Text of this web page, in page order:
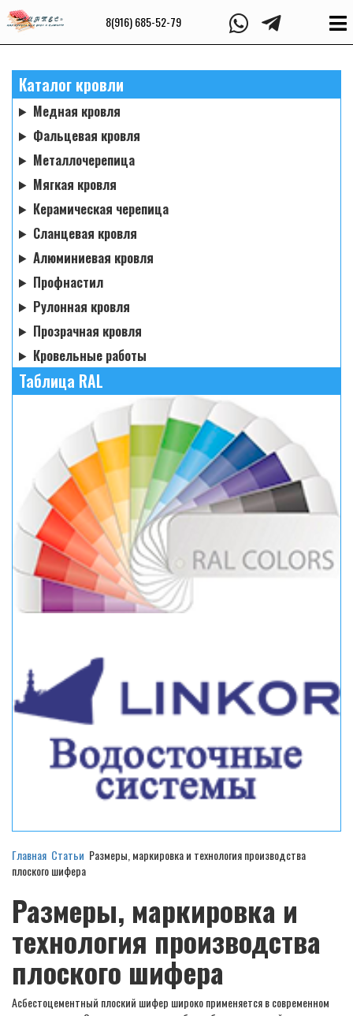
8(916) 685-52-79
Каталог кровли
Медная кровля
Фальцевая кровля
Металлочерепица
Мягкая кровля
Керамическая черепица
Сланцевая кровля
Алюминиевая кровля
Профнастил
Рулонная кровля
Прозрачная кровля
Кровельные работы
Таблица RAL
Главная Статьи Размеры, маркировка и технология производства
плоского шифера
Размеры, маркировка и
технология производства
плоского шифера
Асбестоцементный плоский шифер широко применяется в современном